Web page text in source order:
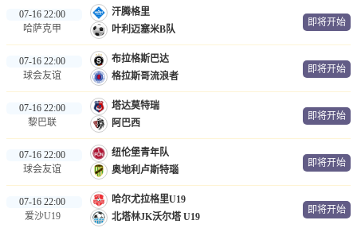
07-16 22:00
哈萨克甲
汗腾格里
叶利迈塞米B队
即将开始
07-16 22:00
球会友谊
布拉格斯巴达
格拉斯哥流浪者
即将开始
07-16 22:00
黎巴联
塔达莫特瑞
阿巴西
即将开始
07-16 22:00
球会友谊
纽伦堡青年队
奥地利卢斯特瑙
即将开始
07-16 22:00
爱沙U19
哈尔尤拉格里U19
北塔林JK沃尔塔 U19
即将开始